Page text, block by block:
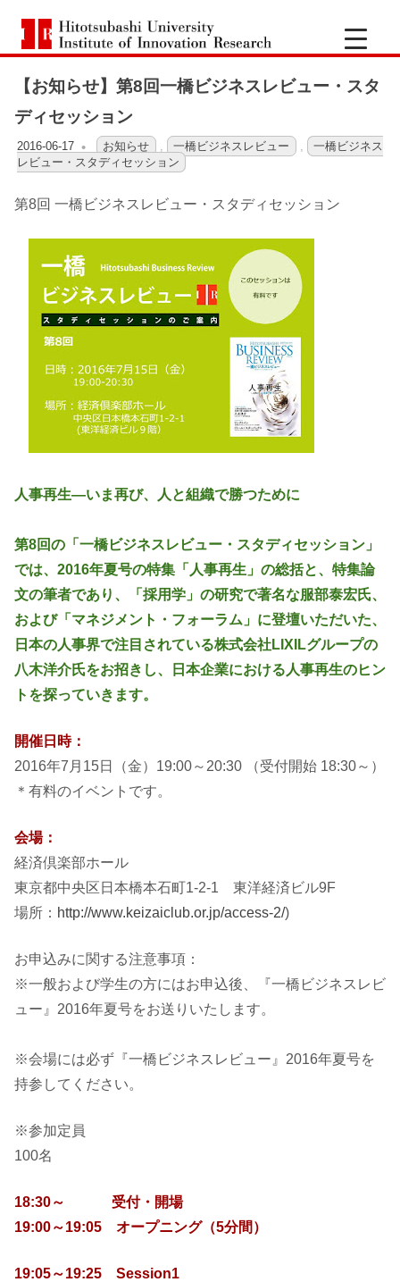
テ
橋
学
イ
ノ
ベ
ー
シ
ョ
ン
研
究
セ
ン
タ
Hitotsubashi
Institute
of
Research
【お知らせ】第8回一橋ビジネスレビュー・スタ
ディセッション
2016-06-17 OFO2_TESTIIR
お知らせ 一橋ビジネスレビュー
一橋ビジネス
レビュー・スタディセッション
第8回 一橋ビジネスレビュー・スタディセッション
人事再生―いま再び、人と組織で勝つために
第8回の「一橋ビジネスレビュー・スタディセッション」
では、2016年夏号の特集「人事再生」の総括と、特集論
文の筆者であり、「採用学」の研究で著名な服部泰宏氏、
および「マネジメント・フォーラム」に登壇いただいた、
日本の人事界で注目されている株式会社LIXILグループの
八木洋介氏をお招きし、日本企業における人事再生のヒン
トを探っていきます。
開催日時：
2016年7月15日（金）19:00～20:30 （受付開始 18:30～）
＊有料のイベントです。
会場：
経済倶楽部ホール
東京都中央区日本橋本石町1-2-1 東洋経済ビル9F
場所： http://www.keizaiclub.or.jp/access-2/)
お申込みに関する注意事項：
※一般および学生の方にはお申込後、『一橋ビジネスレビ
ュー』2016年夏号をお送りいたします。
※会場には必ず『一橋ビジネスレビュー』2016年夏号を
持参してください。
※参加定員
100名
18:30～ 受付・開場
19:00～19:05 オープニング（5分間）
19:05～19:25 Session1